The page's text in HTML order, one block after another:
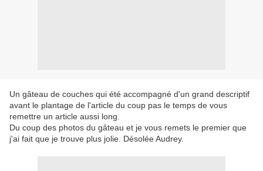
Un gâteau de couches qui été accompagné d'un grand descriptif
avant le plantage de l'article du coup pas le temps de vous
remettre un article aussi long.
Du coup des photos du gâteau et je vous remets le premier que
j'ai fait que je trouve plus jolie. Désolée Audrey.